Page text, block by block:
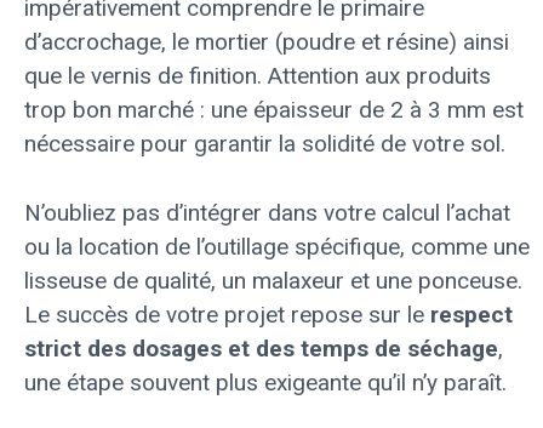
impérativement comprendre le primaire
d’accrochage, le mortier (poudre et résine) ainsi
que le vernis de finition. Attention aux produits
trop bon marché : une épaisseur de 2 à 3 mm est
nécessaire pour garantir la solidité de votre sol.
N’oubliez pas d’intégrer dans votre calcul l’achat
ou la location de l’outillage spécifique, comme une
lisseuse de qualité, un malaxeur et une ponceuse.
Le succès de votre projet repose sur le respect
strict des dosages et des temps de séchage,
une étape souvent plus exigeante qu’il n’y paraît.